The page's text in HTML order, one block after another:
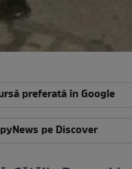
preferată în Google
pe Discover